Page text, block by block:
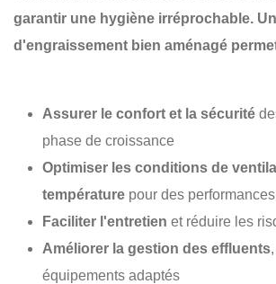
garantir une hygiène irréprochable.
d'engraissement bien aménagé
Assurer le confort et la sécurité
phase de croissance
Optimiser les conditions de
température pour des
Faciliter l'entretien et réduire les
Améliorer la gestion des effluents
équipements adaptés